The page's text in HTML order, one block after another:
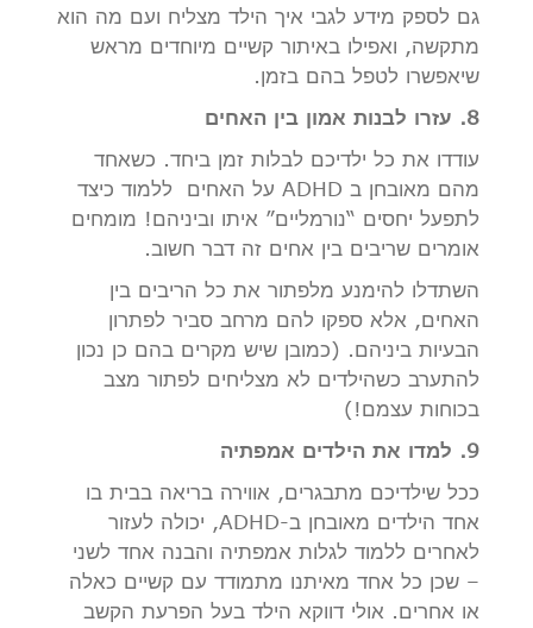
גם לספק מידע לגבי איך הילד מצליח ועם מה הוא
מתקשה, ואפילו באיתור קשיים מיוחדים מראש
שיאפשרו לטפל בהם בזמן.
8. עזרו לבנות אמון בין האחים
עודדו את כל ילדיכם לבלות זמן ביחד. כשאחד
מהם מאובחן ב ADHD על האחים ללמוד כיצד
לתפעל יחסים “נורמליים” איתו וביניהם! מומחים
אומרים שריבים בין אחים זה דבר חשוב.
השתדלו להימנע מלפתור את כל הריבים בין
האחים, אלא ספקו להם מרחב סביר לפתרון
הבעיות ביניהם. (כמובן שיש מקרים בהם כן נכון
להתערב כשהילדים לא מצליחים לפתור מצב
בכוחות עצמם!)
9. למדו את הילדים אמפתיה
ככל שילדיכם מתבגרים, אווירה בריאה בבית בו
אחד הילדים מאובחן ב-ADHD, יכולה לעזור
לאחרים ללמוד לגלות אמפתיה והבנה אחד לשני
– שכן כל אחד מאיתנו מתמודד עם קשיים כאלה
או אחרים. אולי דווקא הילד בעל הפרעת הקשב